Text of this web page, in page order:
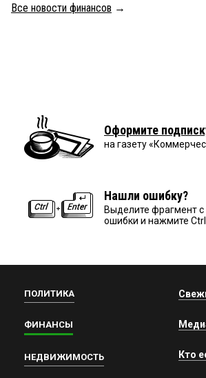
Все новости финансов →
Оформите
на газету
Нашли ошибку?
Выделите фрагмент с
ошибки и нажмите Ctrl
ПОЛИТИКА
ФИНАНСЫ
НЕДВИЖИМОСТЬ Кто